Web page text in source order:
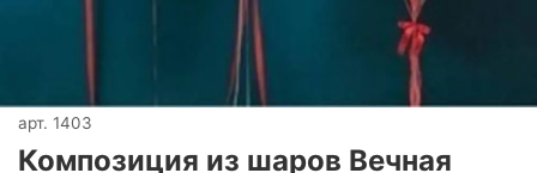
арт. 1403
Композиция из шаров Вечная